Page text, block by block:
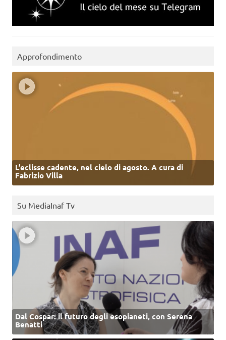
Approfondimento
L’eclisse cadente, nel cielo di agosto. A cura di
Fabrizio Villa
Su MediaInaf Tv
Dal Cospar: il futuro degli esopianeti, con Serena
Benatti